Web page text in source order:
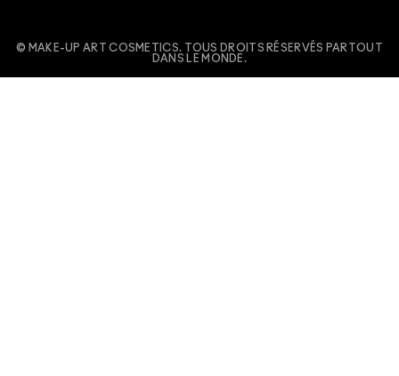
© MAKE-UP ART COSMETICS. TOUS DROITS RÉSERVÉS PARTOUT
DANS LE MONDE.